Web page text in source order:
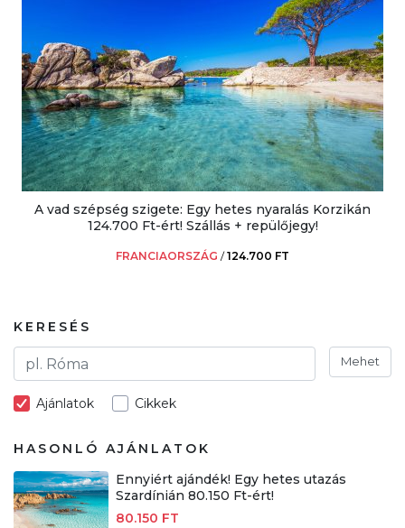
A vad szépség szigete: Egy hetes nyaralás Korzikán
124.700 Ft-ért! Szállás + repülőjegy!
FRANCIAORSZÁG /124.700 FT
KERESÉS
Mehet
Ajánlatok Cikkek
HASONLÓ AJÁNLATOK
Ennyiért ajándék! Egy hetes utazás
Szardínián 80.150 Ft-ért!
80.150 FT